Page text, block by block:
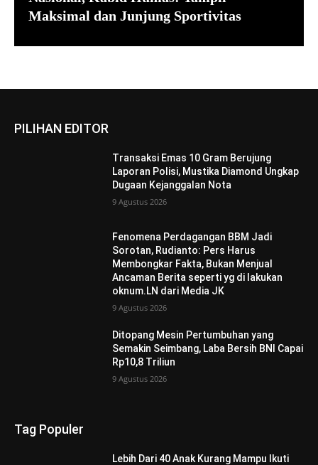
Maksimal dan Junjung Sportivitas
PILIHAN EDITOR
Transaksi Emas 10 Gram Berujung
Laporan Polisi, Mustika Diamond Ungkap
Dugaan Kejanggalan Nota
9 Agustus 2026
Fenomena Perdagangan BBM Jadi
Sorotan, Rudianto: Pers Harus
Membongkar Fakta, Bukan Menjual
Ancaman Berita seperti yg di lakukan
oknum.LN dari Media JK
9 Agustus 2026
Ditopang Mesin Pertumbuhan yang
Semakin Seimbang, Laba Bersih BNI Capai
Rp10,8 Triliun
9 Agustus 2026
Tag Populer
Lebih Dari 40 Anak Kurang Mampu Ikuti